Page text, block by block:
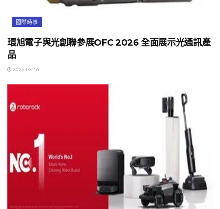
國際時事
環旭電子與光創聯參展OFC 2026 全面展示光通訊產
品
2026-03-16